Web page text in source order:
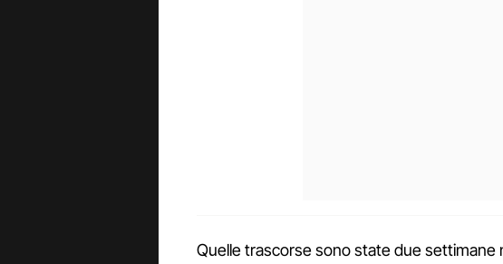
Quelle trascorse sono state due settimane